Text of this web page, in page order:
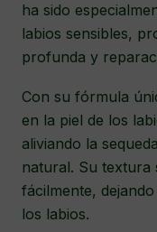
ha sido
labios sensibles,
profunda y
Con su fórmula
en la piel de los
aliviando la
natural. Su textura
fácilmente,
los labios.